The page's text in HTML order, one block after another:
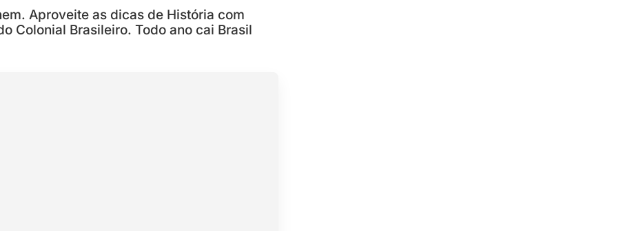
Aproveite as dicas de História com
Colonial Brasileiro. Todo ano cai Brasil